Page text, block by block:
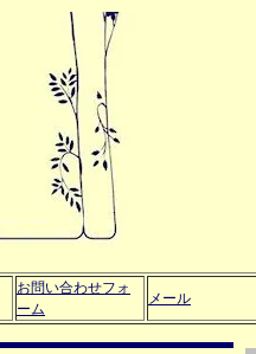
お問い合わせフォ
ーム
メール